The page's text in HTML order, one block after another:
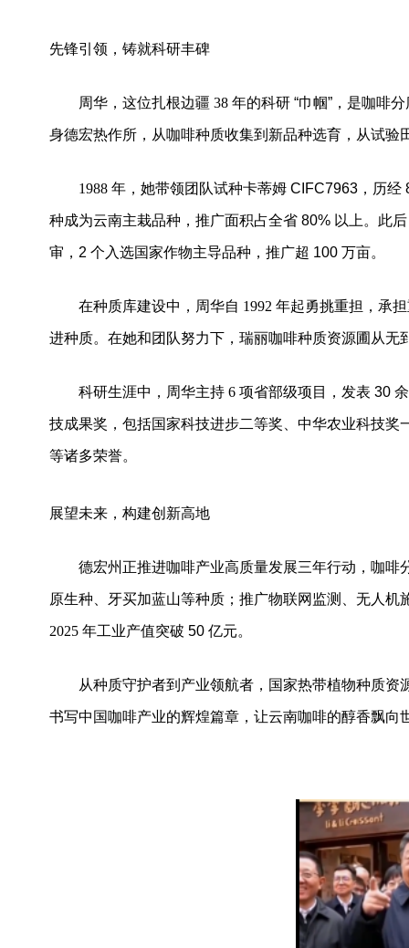
先锋引领，铸就科研丰碑
周华，这位扎根边疆 38 年的科研 “巾帼” ，是咖啡
身德宏热作所，从咖啡种质收集到新品种选育，从试验
1988 年，她带领团队试种卡蒂姆 CIFC7963 ，历经
种成为云南主栽品种，推广面积占全省 80% 以上。此
审， 2 个入选国家作物主导品种，推广超 100 万亩。
在种质库建设中，周华自 1992 年起勇挑重担，承
进种质。在她和团队努力下，瑞丽咖啡种质资源圃从
科研生涯中，周华主持 6 项省部级项目，发表 30
技成果奖，包括国家科技进步二等奖、中华农业科技奖
等诸多荣誉。
展望未来，构建创新高地
德宏州正推进咖啡产业高质量发展三年行动，咖
原生种、牙买加蓝山等种质；推广物联网监测、无人
2025 年工业产值突破 50 亿元。
从种质守护者到产业领航者，国家热带植物种质
书写中国咖啡产业的辉煌篇章，让云南咖啡的醇香飘向